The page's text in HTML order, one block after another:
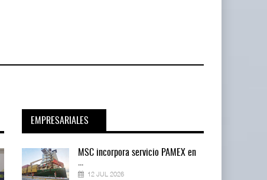
EMPRESARIALES
MSC incorpora servicio PAMEX en
12 JUL 2026